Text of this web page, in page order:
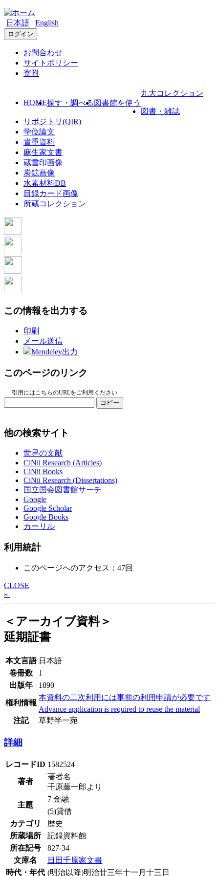
日本語 English
ログイン
お問合わせ
サイトポリシー
寄附
HOME探す・調べる 図書館を使う
九大コレクション
図書・雑誌
リポジトリ(QIR)
学位論文
貴重資料
麻生家文書
蔵書印画像
炭鉱画像
水素材料DB
目録カード画像
所蔵コレクション
この情報を出力する
印刷
メール送信
Mendeley出力
このページのリンク
引用にはこちらのURLをご利用ください
コピー
他の検索サイト
世界の文献
CiNii Research (Articles)
CiNii Books
CiNii Research (Dissertations)
国立国会図書館サーチ
Google
Google Scholar
Google Books
カーリル
利用統計
このページへのアクセス：47回
CLOSE
»
＜アーカイブ資料＞
延期証書
本文言語 日本語
巻冊数
1
出版年
1890
権利情報
本資料の二次利用には事前の利用申請が必要です
Advance application is required to reuse the material
注記
草野半一宛
詳細
レコードID 1582524
著者
著者名
千原藤一郎より
主題
7 金融
(5)貸借
カテゴリ
歴史
所蔵場所
記録資料館
所在記号
827-34
文庫名
日田千原家文書
時代・年代 (明治以降)明治廿三年十一月十三日